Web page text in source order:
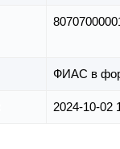
ФИАС в
2024-10-02